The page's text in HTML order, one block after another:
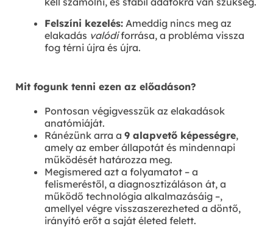
Felszíni kezelés: Ameddig nincs meg az
elakadás valódiforrása, a probléma vissza
fog térni újra és újra.
Mit fogunk tenni ezen az előadáson?
Pontosan végigvesszük az elakadások
anatómiáját.
Ránézünk arra a 9 alapvető képességre,
amely az ember állapotát és mindennapi
működését határozza meg.
Megismered azt a folyamatot – a
felismeréstől, a diagnosztizáláson át, a
működő technológia alkalmazásáig –,
amellyel végre visszaszerezheted a döntő,
irányító erőt a saját életed felett.